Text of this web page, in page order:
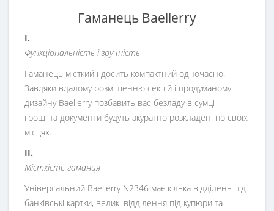
Гаманець Baellerry
I.
Функціональність і зручність
Гаманець місткий і досить компактний одночасно.
Завдяки вдалому розміщенню секцій і продуманому
дизайну Baellerry позбавить вас безладу в сумці —
гроші та документи будуть акуратно розкладені по своїх
місцях.
II.
Місткість гаманця
Універсальний Baellerry N2346 має кілька відділень під
банківські картки, великі відділення під купюри та